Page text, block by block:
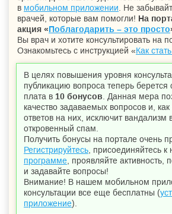
в мобильном приложении . Не
врачей, которые вам помогли! На
акция «Поблагодарить – это просто
Вы врач и хотите консультировать на
Ознакомьтесь с инструкцией «Как
В целях повышения уровня
публикацию вопроса теперь берется
плата в 10 бонусов . Данная мера
качество задаваемых вопросов и, как
ответов на них, исключит вандализм
откровенный спам.
Получить бонусы на портале очень
Регистрируйтесь , присоединяйтесь
программе , проявляйте активность,
и задавайте вопросы!
Внимание! В нашем мобильном
консультации все еще бесплатны (
приложение).